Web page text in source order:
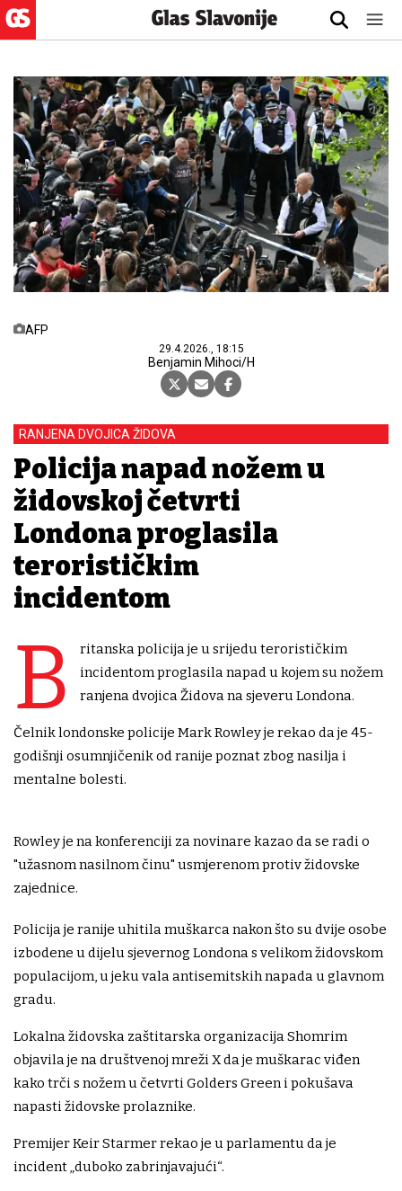
AFP
29.4.2026., 18:15
Benjamin Mihoci/H
RANJENA DVOJICA ŽIDOVA
Policija napad nožem u
židovskoj četvrti
Londona proglasila
terorističkim
incidentom
B
ritanska policija je u srijedu terorističkim
incidentom proglasila napad u kojem su nožem
ranjena dvojica Židova na sjeveru Londona.
Čelnik londonske policije Mark Rowley je rekao da je 45-
godišnji osumnjičenik od ranije poznat zbog nasilja i
mentalne bolesti.
Rowley je na konferenciji za novinare kazao da se radi o
"užasnom nasilnom činu" usmjerenom protiv židovske
zajednice.
Policija je ranije uhitila muškarca nakon što su dvije osobe
izbodene u dijelu sjevernog Londona s velikom židovskom
populacijom, u jeku vala antisemitskih napada u glavnom
gradu.
Lokalna židovska zaštitarska organizacija Shomrim
objavila je na društvenoj mreži X da je muškarac viđen
kako trči s nožem u četvrti Golders Green i pokušava
napasti židovske prolaznike.
Premijer Keir Starmer rekao je u parlamentu da je
incident „duboko zabrinjavajući“.